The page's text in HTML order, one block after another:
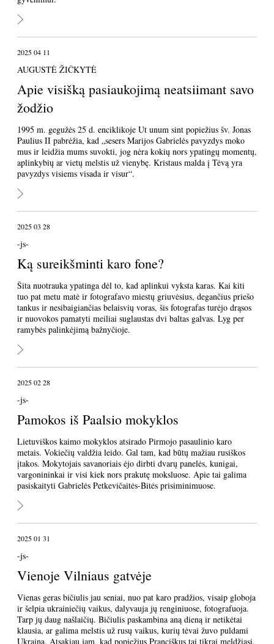
2025 04 11
AUGUSTĖ ŽIČKYTĖ
Apie visišką pasiaukojimą neatsiimant savo
žodžio
1995 m. gegužės 25 d. enciklikoje Ut unum sint popiežius šv. Jonas
Paulius II pabrėžia, kad „sesers Marijos Gabrielės pavyzdys moko
mus ir leidžia mums suvokti, jog nėra kokių nors ypatingų momentų,
aplinkybių ar vietų melstis už vienybę. Kristaus malda į Tėvą yra
pavyzdys visiems visada ir visur“.
2025 03 28
-js-
Ką sureikšminti karo fone?
Šita nuotrauka ypatinga dėl to, kad aplinkui vyksta karas. Kai kiti
tuo pat metu matė ir fotografavo miestų griuvėsius, degančius priešo
tankus ir nesibaigiančias belaisvių voras, šis fotografas turėjo drąsos
ir nuovokos pamatyti meiliai suglaustas dvi baltas galvas. Lyg per
ramybės palinkėjimą bažnyčioje.
2025 02 28
-js-
Pamokos iš Paalsio mokyklos
Lietuviškos kaimo mokyklos atsirado Pirmojo pasaulinio karo
metais. Vokiečių valdžia leido. Gal tam, kad būtų mažiau rusiškos
įtakos. Mokytojais savanoriais ėjo dirbti dvarų panelės, kunigai,
vargonininkai ir visi kiek nors prakutę moksluose. Apie tai galima
pasiskaityti Gabrielės Petkevičaitės-Bitės prisiminimuose.
2025 01 31
-js-
Vienoje Vilniaus gatvėje
Vienas geras bičiulis jau seniai, nuo pat karo pradžios, visaip globoja
ir šelpia ukrainiečių vaikus, dalyvauja jų renginiuose, fotografuoja.
Tarp jų daug našlaičių. Bičiulis paskambina aną dieną ir netikėtai
klausia, ar galima melstis už rusų vaikus, kurių tėvai žuvo puldami
Ukrainą. Atsakiau jam, kad popiežius Pranciškus tai tikrai meldžiasi.